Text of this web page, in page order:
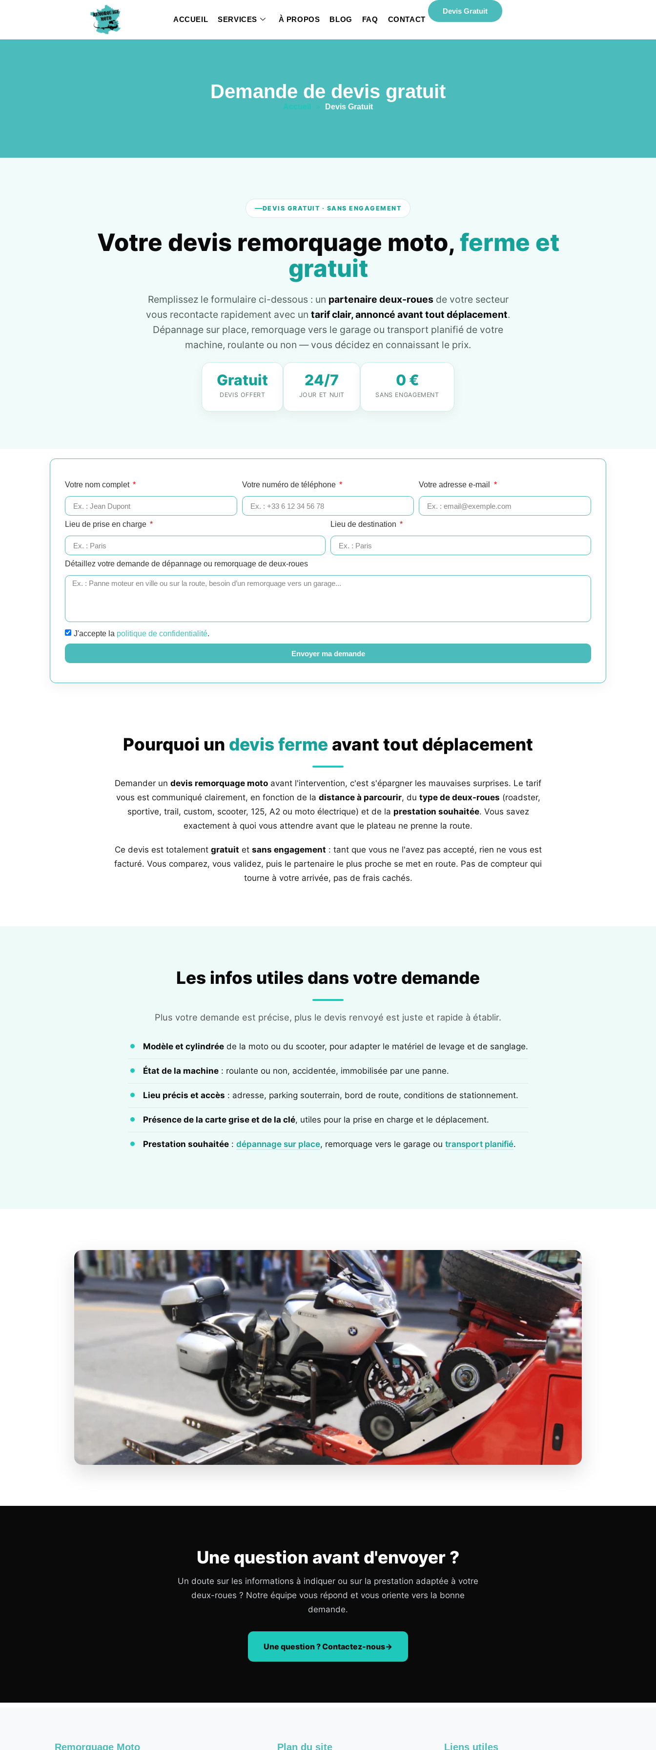
ACCUEIL SERVICES À PROPOS BLOG FAQ CONTACT
Devis Gratuit
Demande de devis gratuit
Accueil » Devis Gratuit
DEVIS GRATUIT · SANS ENGAGEMENT
Votre devis remorquage moto, ferme et
gratuit
Remplissez le formulaire ci-dessous : un partenaire deux-rouesde votre secteur
vous recontacte rapidement avec un tarif clair, annoncé avant tout déplacement.
Dépannage sur place, remorquage vers le garage ou transport planifié de votre
machine, roulante ou non — vous décidez en connaissant le prix.
Gratuit
DEVIS OFFERT
24/7
JOUR ET NUIT
0 €
SANS ENGAGEMENT
Votre nom complet Votre numéro de téléphone Votre adresse e-mail
Lieu de prise en charge Lieu de destination
Détaillez votre demande de dépannage ou remorquage de deux-roues
J'accepte la politique de confidentialité.
Envoyer ma demande
Pourquoi un devis ferme avant tout déplacement
Demander un devis remorquage moto avant l'intervention, c'est s'épargner les mauvaises surprises. Le tarif
vous est communiqué clairement, en fonction de la distance à parcourir, du type de deux-roues (roadster,
sportive, trail, custom, scooter, 125, A2 ou moto électrique) et de la prestation souhaitée. Vous savez
exactement à quoi vous attendre avant que le plateau ne prenne la route.
Ce devis est totalement gratuit et sans engagement : tant que vous ne l'avez pas accepté, rien ne vous est
facturé. Vous comparez, vous validez, puis le partenaire le plus proche se met en route. Pas de compteur qui
tourne à votre arrivée, pas de frais cachés.
Les infos utiles dans votre demande
Plus votre demande est précise, plus le devis renvoyé est juste et rapide à établir.
Modèle et cylindréede la moto ou du scooter, pour adapter le matériel de levage et de sanglage.
État de la machine: roulante ou non, accidentée, immobilisée par une panne.
Lieu précis et accès : adresse, parking souterrain, bord de route, conditions de stationnement.
Présence de la carte grise et de la clé, utiles pour la prise en charge et le déplacement.
Prestation souhaitée: dépannage sur place, remorquage vers le garage ou transport planifié.
Une question avant d'envoyer ?
Un doute sur les informations à indiquer ou sur la prestation adaptée à votre
deux-roues ? Notre équipe vous répond et vous oriente vers la bonne
demande.
Une question ? Contactez-nous
Remorquage Moto Plan du site Liens utiles